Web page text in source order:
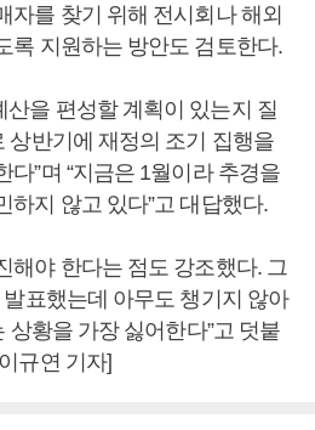
자를 찾기 위해 전시회나 해외
록 지원하는 방안도 검토한다.
을 편성할 계획이 있는지 질
상반기에 재정의 조기 집행을
다”며 “지금은 1월이라 추경을
하지 않고 있다”고 대답했다.
해야 한다는 점도 강조했다. 그
표했는데 아무도 챙기지 않아
상황을 가장 싫어한다”고 덧붙
규연 기자]